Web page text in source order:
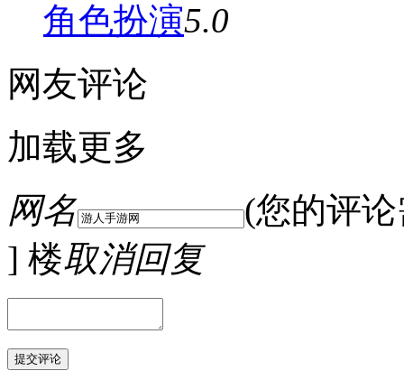
角色扮演5.0
网友评论
加载更多
网名
(您的评
] 楼取消回复